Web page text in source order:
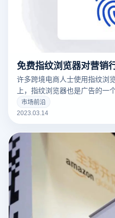
免费指纹浏览器对营销
许多跨境电商人士使用指纹浏
上，指纹浏览器也是广告的一
告营销人员解决许多问题。
市场前沿
2023.03.14